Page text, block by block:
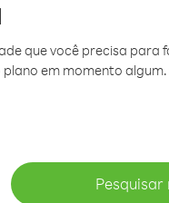
que você precisa
em momento